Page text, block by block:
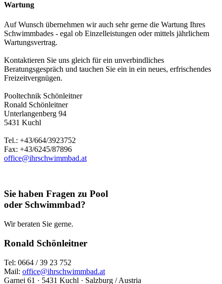
Wartung
Auf Wunsch übernehmen wir auch sehr gerne die Wartung Ihres
Schwimmbades - egal ob Einzelleistungen oder mittels jährlichem
Wartungsvertrag.
Kontaktieren Sie uns gleich für ein unverbindliches
Beratungsgespräch und tauchen Sie ein in ein neues, erfrischendes
Freizeitvergnügen.
Pooltechnik Schönleitner
Ronald Schönleitner
Unterlangenberg 94
5431 Kuchl
Tel.: +43/664/3923752
Fax: +43/6245/87896
office@ihrschwimmbad.at
Sie haben Fragen zu Pool
oder Schwimmbad?
Wir beraten Sie gerne.
Ronald Schönleitner
Tel: 0664 / 39 23 752
Mail: office@ihrschwimmbad.at
Garnei 61 · 5431 Kuchl · Salzburg / Austria